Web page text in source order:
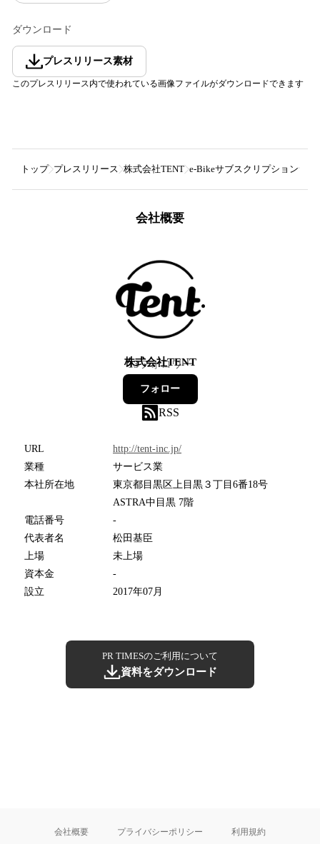
ダウンロード
プレスリリース素材
このプレスリリース内で使われている画像ファイルがダウンロードできます
トップ プレスリリース 株式会社TENT e-Bikeサブスクリプションサ
会社概要
株式会社TENT
13フォロワー
フォロー
RSS
URL
http://tent-inc.jp/
業種
サービス業
本社所在地
東京都目黒区上目黒３丁目6番18号
ASTRA中目黒 7階
電話番号
-
代表者名
松田基臣
上場
未上場
資本金
-
設立
2017年07月
PR TIMESのご利用について
資料をダウンロード
会社概要 プライバシーポリシー 利用規約